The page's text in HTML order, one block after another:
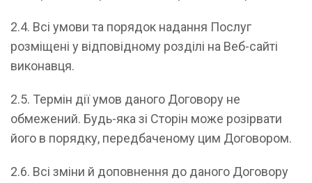
2.4. Всі умови та порядок надання Послуг
розміщені у відповідному розділі на Веб-сайті
виконавця.
2.5. Термін дії умов даного Договору не
обмежений. Будь-яка зі Сторін може розірвати
його в порядку, передбаченому цим Договором.
2.6. Всі зміни й доповнення до даного Договору